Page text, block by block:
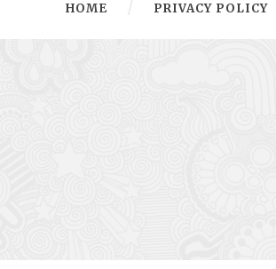
HOME PRIVACY POLICY